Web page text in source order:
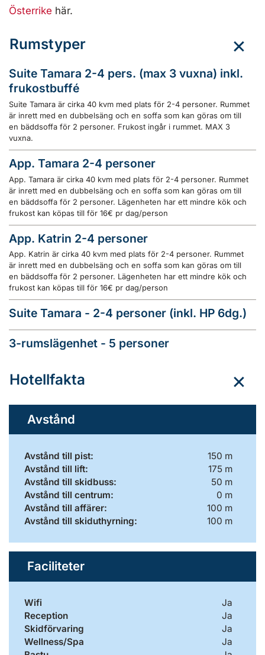
Österrike här.
Rumstyper
Suite Tamara 2-4 pers. (max 3 vuxna) inkl.
frukostbuffé
Suite Tamara är cirka 40 kvm med plats för 2-4 personer. Rummet
är inrett med en dubbelsäng och en soffa som kan göras om till
en bäddsoffa för 2 personer. Frukost ingår i rummet. MAX 3
vuxna.
App. Tamara 2-4 personer
App. Tamara är cirka 40 kvm med plats för 2-4 personer. Rummet
är inrett med en dubbelsäng och en soffa som kan göras om till
en bäddsoffa för 2 personer. Lägenheten har ett mindre kök och
frukost kan köpas till för 16€ pr dag/person
App. Katrin 2-4 personer
App. Katrin är cirka 40 kvm med plats för 2-4 personer. Rummet
är inrett med en dubbelsäng och en soffa som kan göras om till
en bäddsoffa för 2 personer. Lägenheten har ett mindre kök och
frukost kan köpas till för 16€ pr dag/person
Suite Tamara - 2-4 personer (inkl. HP 6dg.)
3-rumslägenhet - 5 personer
Hotellfakta
Avstånd
Avstånd till pist:
150 m
Avstånd till lift:
175 m
Avstånd till skidbuss:
50 m
Avstånd till centrum:
0 m
Avstånd till affärer:
100 m
Avstånd till skiduthyrning:
100 m
Faciliteter
Wifi
Ja
Reception
Ja
Skidförvaring
Ja
Wellness/Spa
Ja